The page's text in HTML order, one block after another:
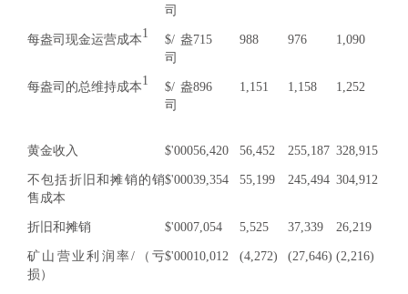
司
每盎司现金运营成本1
$/盎
司
715 988 976 1,090
每盎司的总维持成本1
$/盎
司
896 1,151 1,158 1,252
黄金收入 $'00056,420 56,452 255,187 328,915
不包括折旧和摊销的销
售成本
$'00039,354 55,199 245,494 304,912
折旧和摊销 $'0007,054 5,525 37,339 26,219
矿山营业利润率/（亏
损）
$'00010,012 (4,272) (27,646) (2,216)